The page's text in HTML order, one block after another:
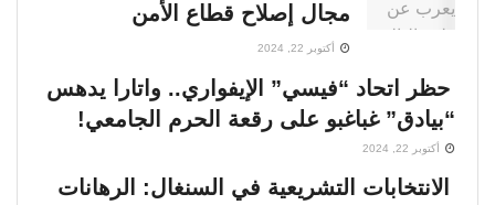
مجال إصلاح قطاع الأمن
أكتوبر 22, 2024
حظر اتحاد “فيسي” الإيفواري.. واتارا يدهس
“بيادق” غباغبو على رقعة الحرم الجامعي!
أكتوبر 22, 2024
الانتخابات التشريعية في السنغال: الرهانات